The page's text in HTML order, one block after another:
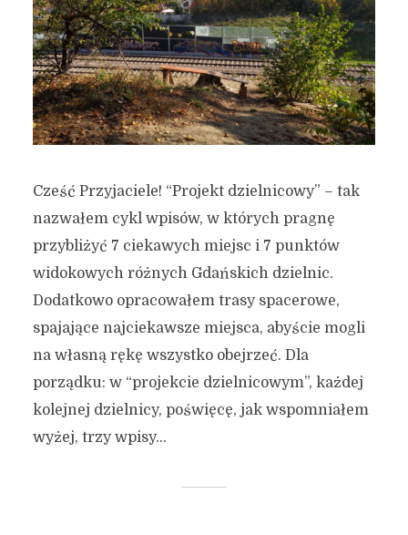
Cześć Przyjaciele! “Projekt dzielnicowy” – tak
nazwałem cykl wpisów, w których pragnę
przybliżyć 7 ciekawych miejsc i 7 punktów
widokowych różnych Gdańskich dzielnic.
Dodatkowo opracowałem trasy spacerowe,
spajające najciekawsze miejsca, abyście mogli
na własną rękę wszystko obejrzeć. Dla
porządku: w “projekcie dzielnicowym”, każdej
kolejnej dzielnicy, poświęcę, jak wspomniałem
wyżej, trzy wpisy...